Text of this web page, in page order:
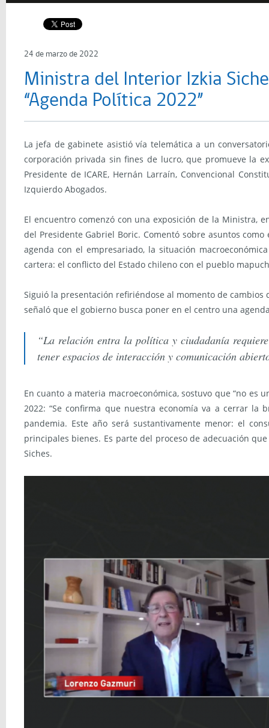
24 de marzo de 2022
Ministra del Interior Izkia
“Agenda Política 2022”
La jefa de gabinete asistió vía telemática a un
corporación privada sin fines de lucro, que promueve la
Presidente de ICARE, Hernán Larraín, Convencional
Izquierdo Abogados.
El encuentro comenzó con una exposición de la Ministra,
del Presidente Gabriel Boric. Comentó sobre asuntos
agenda con el empresariado, la situación
cartera: el conflicto del Estado chileno con el pueblo
Siguió la presentación refiriéndose al momento de
señaló que el gobierno busca poner en el centro una
“La relación entra la política y ciudadanía
tener espacios de interacción y comunicación
En cuanto a materia macroeconómica, sostuvo que “no
2022: “Se confirma que nuestra economía va a cerrar
pandemia. Este año será sustantivamente menor: el
principales bienes. Es parte del proceso de adecuación
Siches.